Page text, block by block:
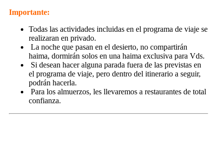
Importante:
Todas las actividades incluidas en el programa de viaje se
realizaran en privado.
La noche que pasan en el desierto, no compartirán
haima, dormirán solos en una haima exclusiva para Vds.
Si desean hacer alguna parada fuera de las previstas en
el programa de viaje, pero dentro del itinerario a seguir,
podrán hacerla.
Para los almuerzos, les llevaremos a restaurantes de total
confianza.